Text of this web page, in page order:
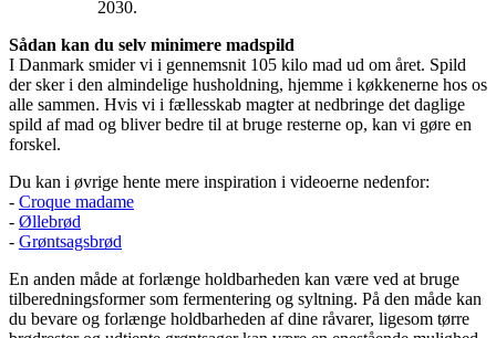
2030.
Sådan kan du selv minimere madspild
I Danmark smider vi i gennemsnit 105 kilo mad ud om året. Spild
der sker i den almindelige husholdning, hjemme i køkkenerne hos os
alle sammen. Hvis vi i fællesskab magter at nedbringe det daglige
spild af mad og bliver bedre til at bruge resterne op, kan vi gøre en
forskel.
Du kan i øvrige hente mere inspiration i videoerne nedenfor:
- Croque madame
- Øllebrød
- Grøntsagsbrød
En anden måde at forlænge holdbarheden kan være ved at bruge
tilberedningsformer som fermentering og syltning. På den måde kan
du bevare og forlænge holdbarheden af dine råvarer, ligesom tørre